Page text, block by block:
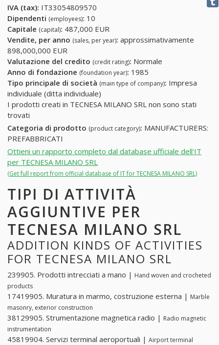
IVA (tax): IT33054809570
Dipendenti (employees): 10
Capitale (capital): 487,000 EUR
Vendite, per anno (sales, per year): approssimativamente
898,000,000 EUR
Valutazione del credito (credit rating): Normale
Anno di fondazione (foundation year): 1985
Tipo principale di società (main type of company): Impresa
individuale (ditta individuale)
I prodotti creati in TECNESA MILANO SRL non sono stati
trovati
Categoria di prodotto (product category): MANUFACTURERS:
PREFABBRICATI
Ottieni un rapporto completo dal database ufficiale dell'IT
per TECNESA MILANO SRL
(Get full report from official database of IT for TECNESA MILANO SRL)
TIPI DI ATTIVITÀ
AGGIUNTIVE PER
TECNESA MILANO SRL
ADDITION KINDS OF ACTIVITIES
FOR TECNESA MILANO SRL
239905. Prodotti intrecciati a mano | Hand woven and crocheted
products
17419905. Muratura in marmo, costruzione esterna | Marble
masonry, exterior construction
38129905. Strumentazione magnetica radio | Radio magnetic
instrumentation
45819904. Servizi terminal aeroportuali | Airport terminal